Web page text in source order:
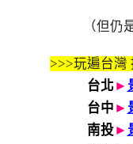
（但仍
>>>玩遍台灣
台北 ►
台中 ►
南投►